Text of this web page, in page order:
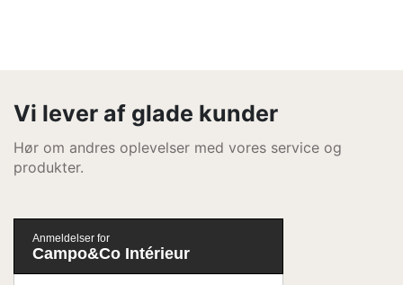
Vi lever af glade kunder
Hør om andres oplevelser med vores service og
produkter.